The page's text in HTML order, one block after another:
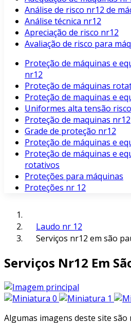
Análise de risco nr12 de
Análise técnica nr12
Apreciação de risco nr12
Avaliação de risco para
Proteção de máquinas e
nr12
Proteção de máquinas
Proteção de maquinas e
Uniformes alta tensão
Proteção de maquinas nr12
Grade de proteção nr12
Proteção de máquinas e
Proteção de máquinas e
rotativos
Proteções para máquinas
Proteções nr 12
Laudo nr 12
Serviços nr12 em são
Serviços Nr12 Em
Algumas imagens deste site são